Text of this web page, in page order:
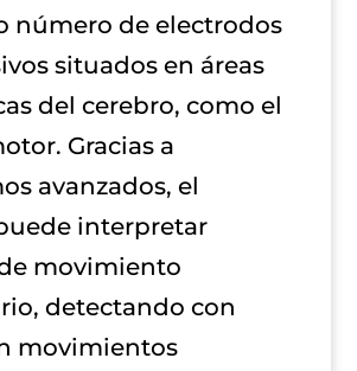
número de electrodos
situados en áreas
del cerebro, como el
Gracias a
avanzados, el
interpretar
movimiento
detectando con
movimientos